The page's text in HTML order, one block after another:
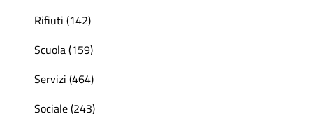
Rifiuti (142)
Scuola (159)
Servizi (464)
Sociale (243)